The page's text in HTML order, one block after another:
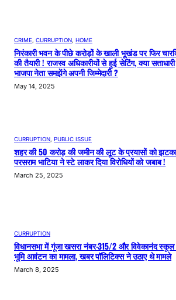
CRIME CURRUPTION HOME
निरंकारी भवन के पीछे करोड़ों के खाली भूखंड पर फिर
की तैयारी ! राजस्व अधिकारीयों से हुई सेटिंग, क्या सत्ताधारी
भाजपा नेता समझेंगे अपनी जिम्मेदारी ?
May 14, 2025
CURRUPTION, PUBLIC ISSUE
शहर की 50 करोड़ की जमीन की लूट के प्रयासों को
परसराम भाटिया ने स्टे लाकर दिया विरोधियों को जबाब !
March 25, 2025
CURRUPTION
विधानसभा में गूंजा खसरा नंबर-315/2 और विवेकानंद स्कूल
भूमि आवंटन का मामला, खबर पॉलिटिक्स ने उठाए थे मामले
March 8, 2025